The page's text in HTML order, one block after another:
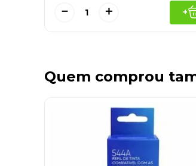
＋
－ +
Quem comprou